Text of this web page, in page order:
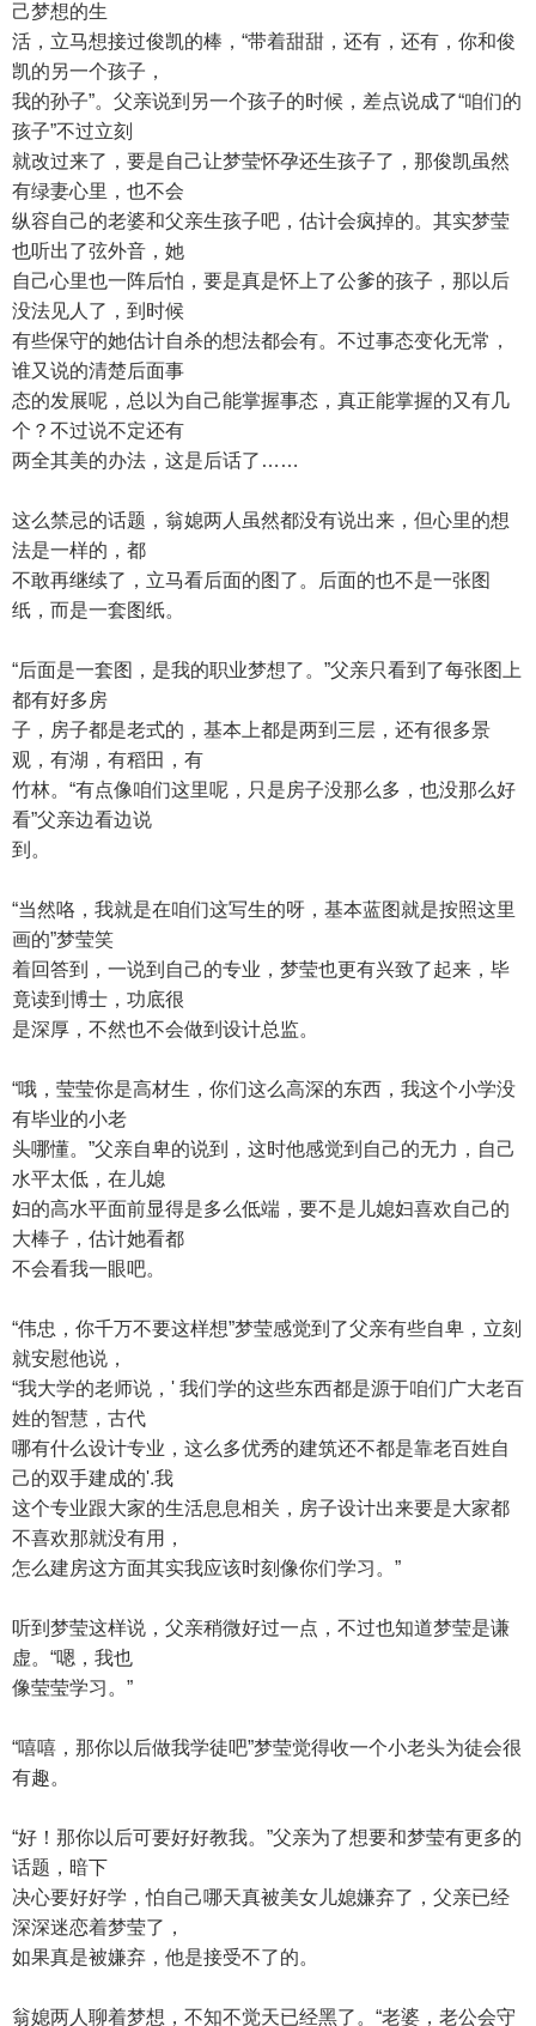
己梦想的生
活，立马想接过俊凯的棒，“带着甜甜，还有，还有，你和俊
凯的另一个孩子，
我的孙子”。父亲说到另一个孩子的时候，差点说成了“咱们的
孩子”不过立刻
就改过来了，要是自己让梦莹怀孕还生孩子了，那俊凯虽然
有绿妻心里，也不会
纵容自己的老婆和父亲生孩子吧，估计会疯掉的。其实梦莹
也听出了弦外音，她
自己心里也一阵后怕，要是真是怀上了公爹的孩子，那以后
没法见人了，到时候
有些保守的她估计自杀的想法都会有。不过事态变化无常，
谁又说的清楚后面事
态的发展呢，总以为自己能掌握事态，真正能掌握的又有几
个？不过说不定还有
两全其美的办法，这是后话了……
这么禁忌的话题，翁媳两人虽然都没有说出来，但心里的想
法是一样的，都
不敢再继续了，立马看后面的图了。后面的也不是一张图
纸，而是一套图纸。
“后面是一套图，是我的职业梦想了。”父亲只看到了每张图上
都有好多房
子，房子都是老式的，基本上都是两到三层，还有很多景
观，有湖，有稻田，有
竹林。“有点像咱们这里呢，只是房子没那么多，也没那么好
看”父亲边看边说
到。
“当然咯，我就是在咱们这写生的呀，基本蓝图就是按照这里
画的”梦莹笑
着回答到，一说到自己的专业，梦莹也更有兴致了起来，毕
竟读到博士，功底很
是深厚，不然也不会做到设计总监。
“哦，莹莹你是高材生，你们这么高深的东西，我这个小学没
有毕业的小老
头哪懂。”父亲自卑的说到，这时他感觉到自己的无力，自己
水平太低，在儿媳
妇的高水平面前显得是多么低端，要不是儿媳妇喜欢自己的
大棒子，估计她看都
不会看我一眼吧。
“伟忠，你千万不要这样想”梦莹感觉到了父亲有些自卑，立刻
就安慰他说，
“我大学的老师说，' 我们学的这些东西都是源于咱们广大老百
姓的智慧，古代
哪有什么设计专业，这么多优秀的建筑还不都是靠老百姓自
己的双手建成的'.我
这个专业跟大家的生活息息相关，房子设计出来要是大家都
不喜欢那就没有用，
怎么建房这方面其实我应该时刻像你们学习。”
听到梦莹这样说，父亲稍微好过一点，不过也知道梦莹是谦
虚。“嗯，我也
像莹莹学习。”
“嘻嘻，那你以后做我学徒吧”梦莹觉得收一个小老头为徒会很
有趣。
“好！那你以后可要好好教我。”父亲为了想要和梦莹有更多的
话题，暗下
决心要好好学，怕自己哪天真被美女儿媳嫌弃了，父亲已经
深深迷恋着梦莹了，
如果真是被嫌弃，他是接受不了的。
翁媳两人聊着梦想，不知不觉天已经黑了。“老婆，老公会守